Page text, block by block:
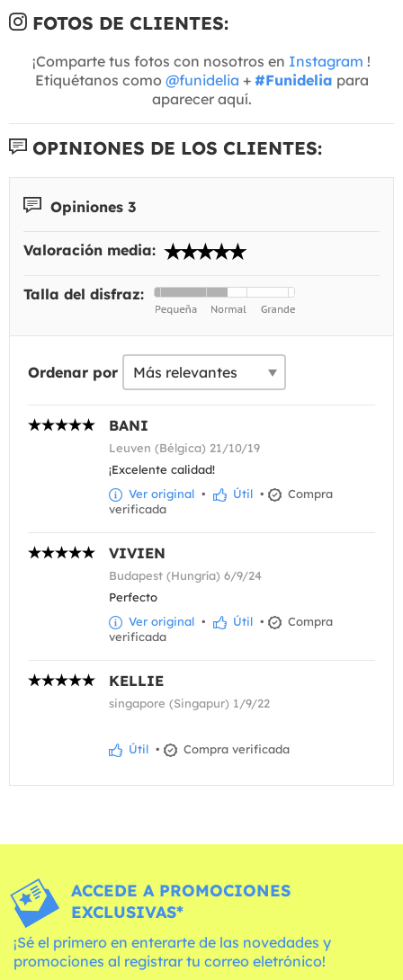
FOTOS DE CLIENTES:
¡Comparte tus fotos con nosotros en Instagram !
Etiquétanos como @funidelia + #Funidelia para
aparecer aquí.
OPINIONES DE LOS CLIENTES:
Opiniones 3
Valoración media:
Talla del disfraz:
Ordenar por
BANI
Leuven (Bélgica) 21/10/19
¡Excelente calidad!
Ver original • Útil •
Compra
verificada
VIVIEN
Budapest (Hungría) 6/9/24
Perfecto
Ver original • Útil •
Compra
verificada
KELLIE
singapore (Singapur) 1/9/22
Útil • Compra verificada
ACCEDE A PROMOCIONES
EXCLUSIVAS*
¡Sé el primero en enterarte de las novedades y
promociones al registrar tu correo eletrónico!